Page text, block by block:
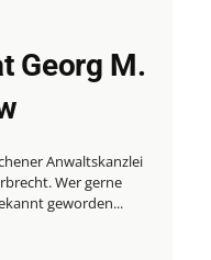
Georg M.
Anwaltskanzlei
Wer gerne
geworden...